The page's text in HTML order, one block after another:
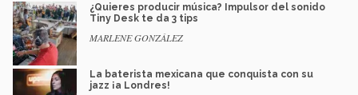
¿Quieres producir música? Impulsor del sonido
Tiny Desk te da 3 tips
MARLENE GONZÁLEZ
La baterista mexicana que conquista con su
jazz ¡a Londres!